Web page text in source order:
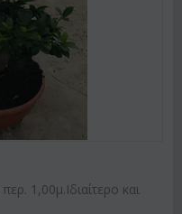
1,00μ.Ιδιαίτερο και